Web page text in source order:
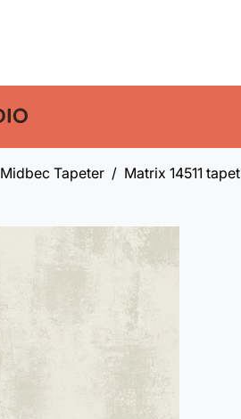
Midbec Tapeter Matrix 14511 tapet